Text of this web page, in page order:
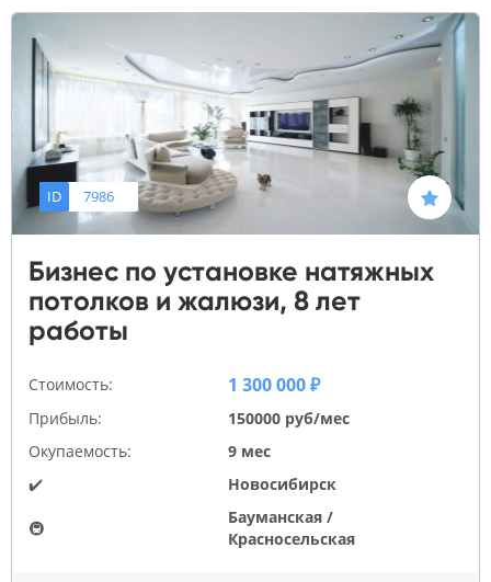
ID 7986
Бизнес по установке натяжных
потолков и жалюзи, 8 лет
работы
Стоимость: 1 300 000 ₽
Прибыль:
150000 руб/мес
Окупаемость:
9 мес
✔️
Новосибирск
🚇
Бауманская /
Красносельская